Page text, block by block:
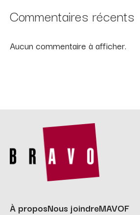
Commentaires récents
Aucun commentaire à afficher.
À proposNous joindreMAVOF